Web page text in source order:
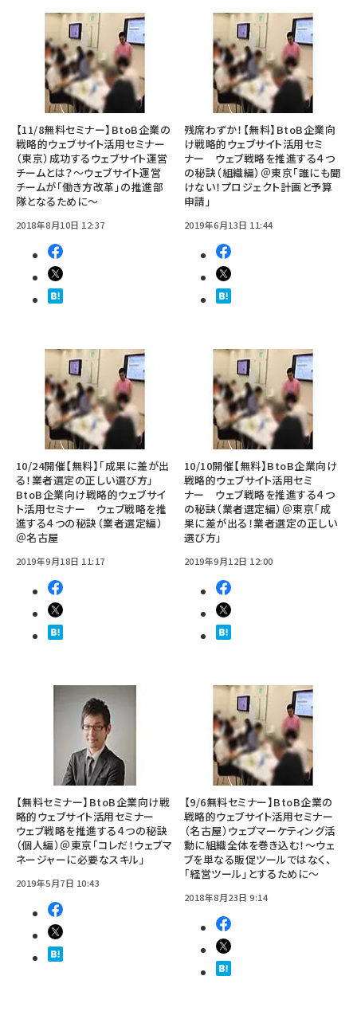
【11/8無料セミナー】BtoB企業の
戦略的ウェブサイト活用セミナー
（東京）成功するウェブサイト運営
チームとは？～ウェブサイト運営
チームが「働き方改革」の推進部
隊となるために～
2018年8月10日 12:37
残席わずか！【無料】BtoB企業向
け戦略的ウェブサイト活用セミ
ナー ウェブ戦略を推進する４つ
の秘訣（組織編）＠東京「誰にも聞
けない！プロジェクト計画と予算
申請」
2019年6月13日 11:44
10/24開催【無料】「成果に差が出
る！業者選定の正しい選び方」
BtoB企業向け戦略的ウェブサイ
ト活用セミナー ウェブ戦略を推
進する４つの秘訣（業者選定編）
＠名古屋
2019年9月18日 11:17
10/10開催【無料】BtoB企業向け
戦略的ウェブサイト活用セミ
ナー ウェブ戦略を推進する４つ
の秘訣（業者選定編）＠東京「成
果に差が出る！業者選定の正しい
選び方」
2019年9月12日 12:00
【無料セミナー】BtoB企業向け戦
略的ウェブサイト活用セミナー
ウェブ戦略を推進する４つの秘訣
（個人編）＠東京「コレだ！ウェブマ
ネージャーに必要なスキル」
2019年5月7日 10:43
【9/6無料セミナー】BtoB企業の
戦略的ウェブサイト活用セミナー
（名古屋）ウェブマーケティング活
動に組織全体を巻き込む！～ウェ
ブを単なる販促ツールではなく、
「経営ツール」とするために～
2018年8月23日 9:14